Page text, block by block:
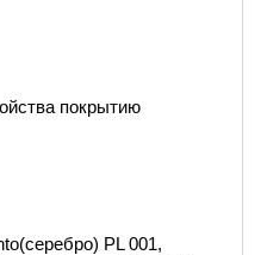
покрытию
PL 001,